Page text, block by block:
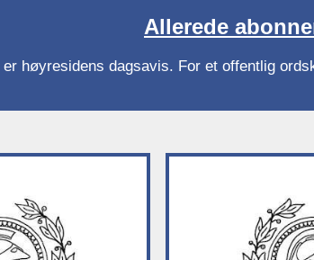
Allerede
er høyresidens dagsavis. For et offentlig